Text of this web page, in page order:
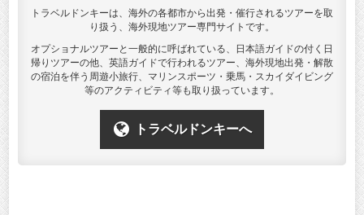
トラベルドンキーは、海外の各都市から出発・催行されるツアーを取
り扱う、海外現地ツアー専門サイトです。
オプショナルツアーと一般的に呼ばれている、日本語ガイドの付く日
帰りツアーの他、英語ガイドで行われるツアー、海外現地出発・解散
の宿泊を伴う周遊小旅行、マリンスポーツ・乗馬・スカイダイビング
等のアクティビティ等も取り扱っています。
トラベルドンキーへ